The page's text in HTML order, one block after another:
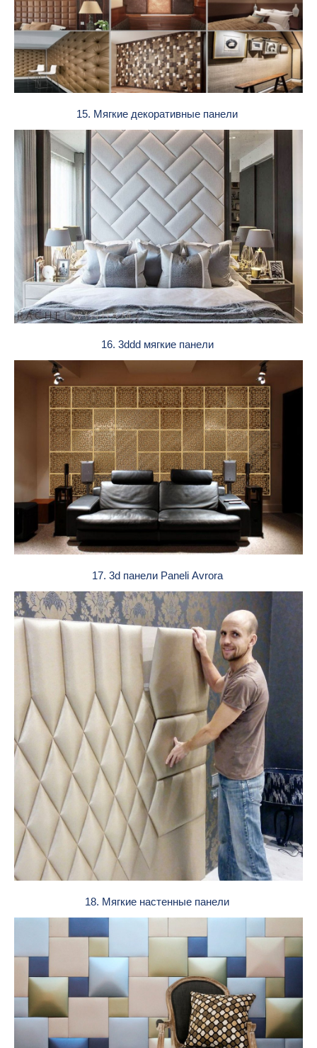
15. Мягкие декоративные панели
16. 3ddd мягкие панели
17. 3d панели Paneli Avrora
18. Мягкие настенные панели